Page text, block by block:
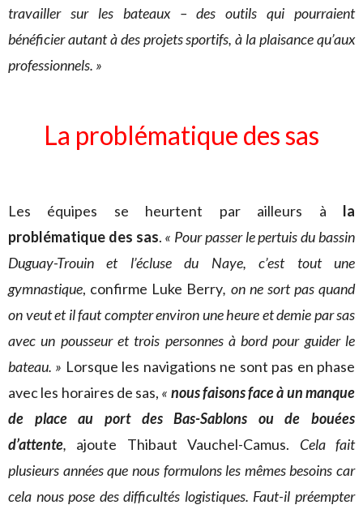
travailler sur les bateaux – des outils qui pourraient
bénéficier autant à des projets sportifs, à la plaisance qu’aux
professionnels. »
La problématique des sas
Les équipes se heurtent par ailleurs à la
problématique des sas. « Pour passer le pertuis du bassin
Duguay-Trouin et l’écluse du Naye, c’est tout une
gymnastique, confirme Luke Berry, on ne sort pas quand
on veut et il faut compter environ une heure et demie par sas
avec un pousseur et trois personnes à bord pour guider le
bateau. » Lorsque les navigations ne sont pas en phase
avec les horaires de sas, « nous faisons face à un manque
de place au port des Bas-Sablons ou de bouées
d’attente, ajoute Thibaut Vauchel-Camus. Cela fait
plusieurs années que nous formulons les mêmes besoins car
cela nous pose des difficultés logistiques. Faut-il préempter